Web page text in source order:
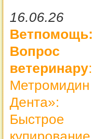
16.06.26
Ветпомощь:
Вопрос
ветеринару:
Метромидин
Дента»:
Быстрое